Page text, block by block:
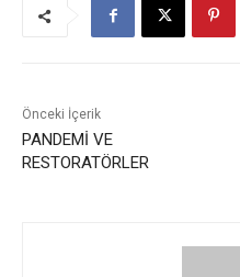
Önceki İçerik
PANDEMİ VE
RESTORATÖRLER